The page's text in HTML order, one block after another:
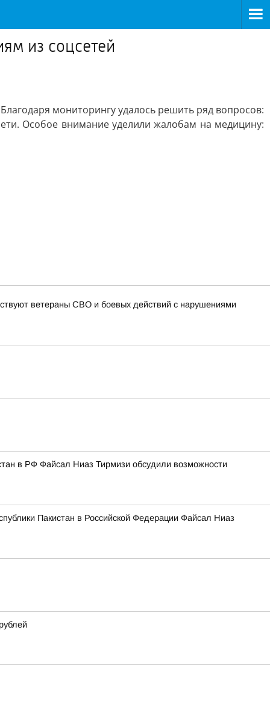
из соцсетей
мониторингу удалось решить ряд вопросов:
Особое внимание уделили жалобам на медицину:
ветераны СВО и боевых действий с нарушениями
в РФ Файсал Ниаз Тирмизи обсудили возможности
Пакистан в Российской Федерации Файсал Ниаз